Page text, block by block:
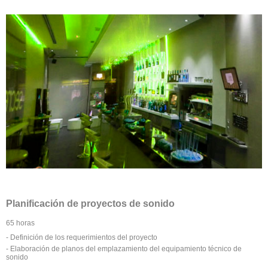
Planificación de proyectos de sonido
65 horas
- Definición de los requerimientos del proyecto
- Elaboración de planos del emplazamiento del equipamiento técnico de
sonido